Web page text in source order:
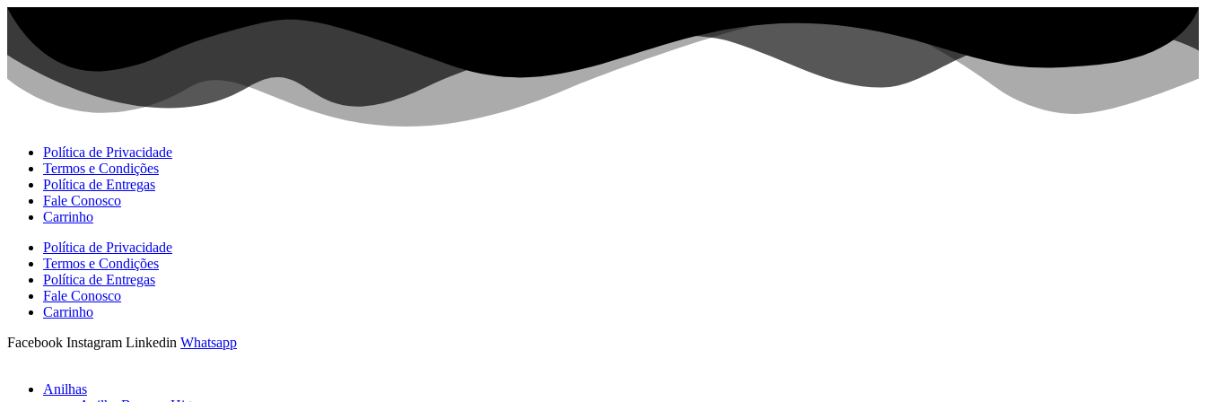
Ir
para
conteúdo
Política de Privacidade
Termos e Condições
Política de Entregas
Fale Conosco
Carrinho
Política de Privacidade
Termos e Condições
Política de Entregas
Fale Conosco
Carrinho
Facebook Instagram Linkedin Whatsapp
Anilhas